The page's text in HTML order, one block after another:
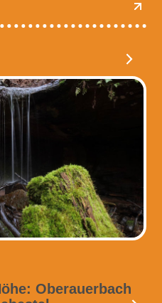
Oberauerbach